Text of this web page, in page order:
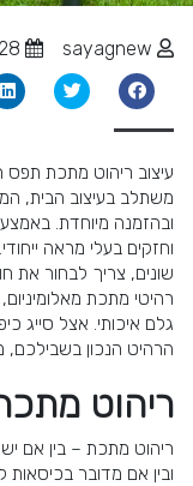
5. למה ריהוט מתכת
8. פוסטים אחרונים
10. רהיטי מתכת מעוצבים – מודולריות עכשווית
11. יתרונות השימוש בריהוט מתכת לבית
12. סייג כיפופים –
אישית בצורה מקצועית
13. הכירו את יתרונותיו של ריהוט מתכת
14. מה מיוחד בריהוט מתכת?
15. ריהוט מתכת –
ומעצבי פנים
17. מידע נוסף בנושא
עיצוב ריהוט מתכת
משתלב בעיצוב הבית,
ובהזמנה מיוחדת.
וחזקים בעלי מראה
שונים, צריך לבחור את
רהיטי מתכת
גלם איכותי. אצל סייג
הרהיט הנכון בשבילכם,
ריהוט
ריהוט מתכת – בין אם
ובין אם מדובר